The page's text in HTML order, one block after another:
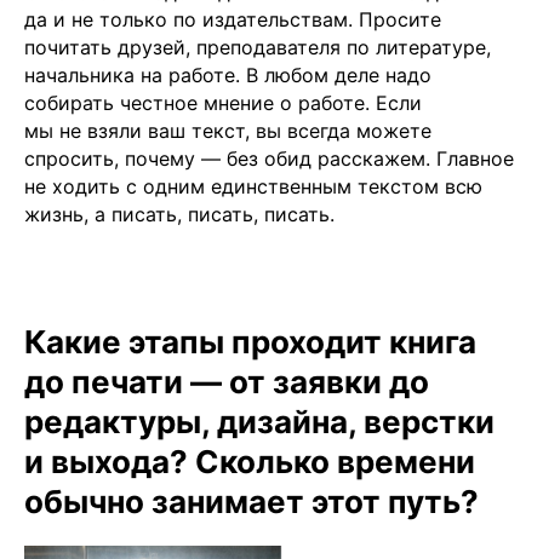
да и не только по издательствам. Просите
почитать друзей, преподавателя по литературе,
начальника на работе. В любом деле надо
собирать честное мнение о работе. Если
мы не взяли ваш текст, вы всегда можете
спросить, почему — без обид расскажем. Главное
не ходить с одним единственным текстом всю
жизнь, а писать, писать, писать.
Какие этапы проходит книга
до печати — от заявки до
редактуры, дизайна, верстки
и выхода? Сколько времени
обычно занимает этот путь?